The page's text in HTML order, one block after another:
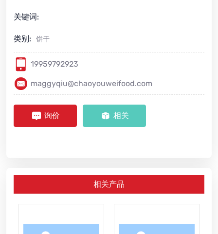
关键词:
类别: 饼干
19959792923
maggyqiu@chaoyouweifood.com
询价 相关
相关产品